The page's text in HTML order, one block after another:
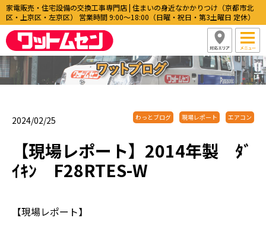
家電販売・住宅設備の交換工事専門店 | 住まいの身近なかかりつけ（京都市北
区・上京区・左京区） 営業時間 9:00〜18:00（日曜・祝日・第3土曜日 定休）
2024/02/25 わっとブログ 現場レポート エアコン
【現場レポート】2014年製 ﾀﾞ
ｲｷﾝ F28RTES-W
【現場レポート】